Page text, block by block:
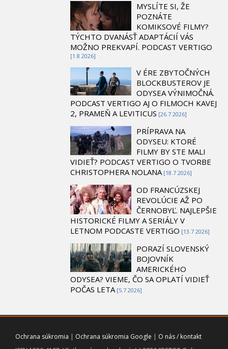
MYSLÍTE SI, ŽE
POZNÁTE
KOMIKSOVÉ FILMY?
TÝCHTO DVANÁSŤ ADAPTÁCIÍ VÁS
MOŽNO PREKVAPÍ. PODCAST VERTIGO
[1.8 2026]
V ÉRE ZBYTOČNÝCH
BLOCKBUSTEROV JE
ODYSEA VÝNIMOČNÁ.
PODCAST VERTIGO AJ O FILMOCH KAVEJ
2, PRAMEŇ A LEVITICUS [26.7 2026]
PRÍPRAVA NA
ODYSEU: KTORÉ
FILMY BY STE MALI
VIDIEŤ? PODCAST VERTIGO O TVORBE
CHRISTOPHERA NOLANA [18.7 2026]
OD FRANCÚZSKEJ
REVOLÚCIE AŽ PO
ČERNOBYĽ. NAJLEPŠIE
HISTORICKÉ FILMY A SERIÁLY V
LETNOM PODCASTE VERTIGO [13.7 2026]
PORAZÍ SLOVENSKÝ
BOJOVNÍK
AMERICKÉHO
ODYSEA? VIEME, ČO SA OPLATÍ VIDIEŤ
POČAS LETA [5.7 2026]
Ochrana súkromia | Ochrana súkromia Google | O nás / kontakt